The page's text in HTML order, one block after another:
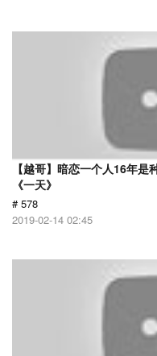
【越哥】暗恋一个人16年
《一天》
# 578
2019-02-14 02:45